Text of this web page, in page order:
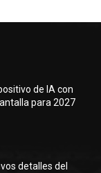
de IA con
para 2027
detalles del